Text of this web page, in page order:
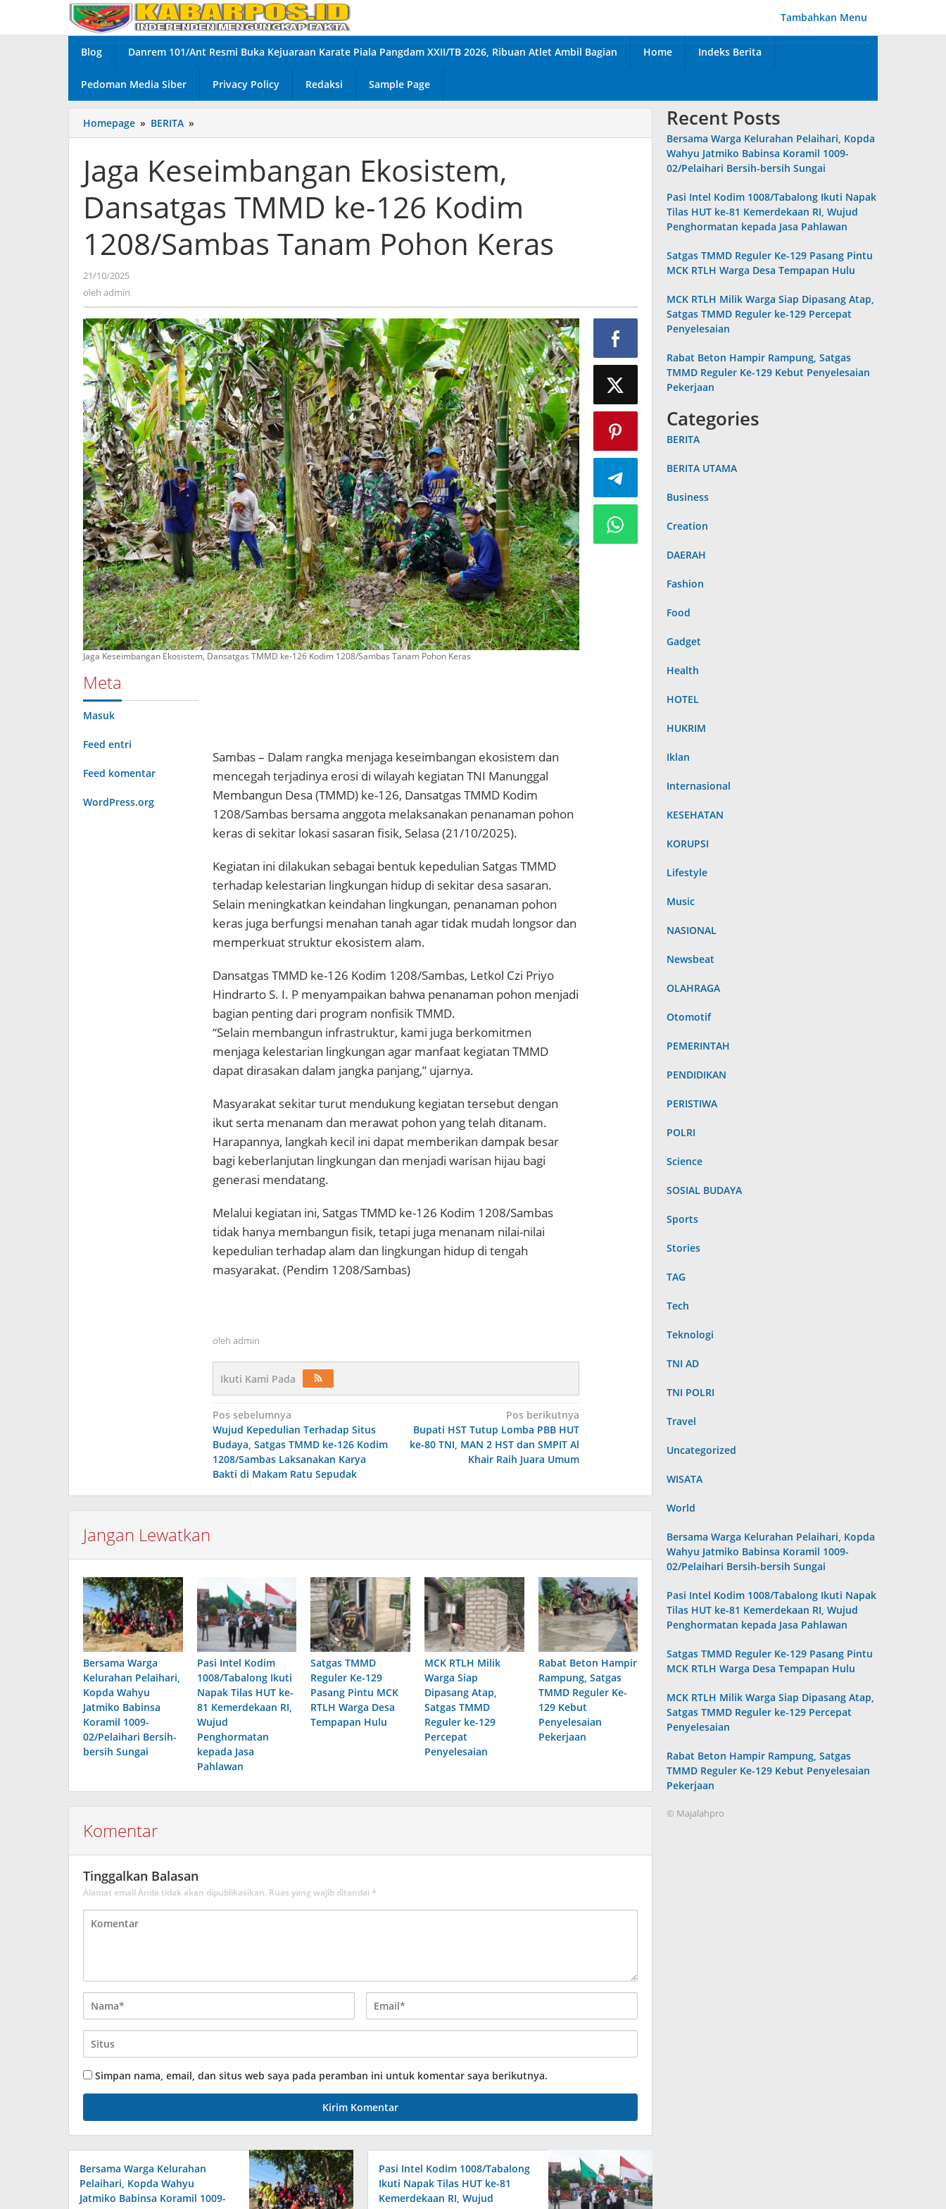
konten
Tambahkan Menu
Blog Danrem 101/Ant Resmi Buka Kejuaraan Karate Piala Pangdam XXII/TB 2026, Ribuan Atlet Ambil Bagian Home Indeks Berita
Pedoman Media Siber Privacy Policy Redaksi Sample Page
Homepage » BERITA »
Keseimbangan
Dansatgas
TMMD
126
1208/Sambas
Tanam
Jaga Keseimbangan Ekosistem,
Dansatgas TMMD ke-126 Kodim
1208/Sambas Tanam Pohon Keras
21/10/2025
oleh admin
Jaga Keseimbangan Ekosistem, Dansatgas TMMD ke-126 Kodim 1208/Sambas Tanam Pohon Keras
Meta
Masuk
Feed entri
Feed komentar
WordPress.org
Sambas – Dalam rangka menjaga keseimbangan ekosistem dan
mencegah terjadinya erosi di wilayah kegiatan TNI Manunggal
Membangun Desa (TMMD) ke-126, Dansatgas TMMD Kodim
1208/Sambas bersama anggota melaksanakan penanaman pohon
keras di sekitar lokasi sasaran fisik, Selasa (21/10/2025).
Kegiatan ini dilakukan sebagai bentuk kepedulian Satgas TMMD
terhadap kelestarian lingkungan hidup di sekitar desa sasaran.
Selain meningkatkan keindahan lingkungan, penanaman pohon
keras juga berfungsi menahan tanah agar tidak mudah longsor dan
memperkuat struktur ekosistem alam.
Dansatgas TMMD ke-126 Kodim 1208/Sambas, Letkol Czi Priyo
Hindrarto S. I. P menyampaikan bahwa penanaman pohon menjadi
bagian penting dari program nonfisik TMMD.
“Selain membangun infrastruktur, kami juga berkomitmen
menjaga kelestarian lingkungan agar manfaat kegiatan TMMD
dapat dirasakan dalam jangka panjang,” ujarnya.
Masyarakat sekitar turut mendukung kegiatan tersebut dengan
ikut serta menanam dan merawat pohon yang telah ditanam.
Harapannya, langkah kecil ini dapat memberikan dampak besar
bagi keberlanjutan lingkungan dan menjadi warisan hijau bagi
generasi mendatang.
Melalui kegiatan ini, Satgas TMMD ke-126 Kodim 1208/Sambas
tidak hanya membangun fisik, tetapi juga menanam nilai-nilai
kepedulian terhadap alam dan lingkungan hidup di tengah
masyarakat. (Pendim 1208/Sambas)
oleh admin
Ikuti Kami Pada
Navigasi
pos
Pos sebelumnya
Wujud Kepedulian Terhadap Situs
Budaya, Satgas TMMD ke-126 Kodim
1208/Sambas Laksanakan Karya
Bakti di Makam Ratu Sepudak
Pos berikutnya
Bupati HST Tutup Lomba PBB HUT
ke-80 TNI, MAN 2 HST dan SMPIT Al
Khair Raih Juara Umum
Jangan Lewatkan
Bersama Warga
Kelurahan Pelaihari,
Kopda Wahyu
Jatmiko Babinsa
Koramil 1009-
02/Pelaihari Bersih-
bersih Sungai
Pasi Intel Kodim
1008/Tabalong Ikuti
Napak Tilas HUT ke-
81 Kemerdekaan RI,
Wujud
Penghormatan
kepada Jasa
Pahlawan
Satgas TMMD
Reguler Ke-129
Pasang Pintu MCK
RTLH Warga Desa
Tempapan Hulu
MCK RTLH Milik
Warga Siap
Dipasang Atap,
Satgas TMMD
Reguler ke-129
Percepat
Penyelesaian
Rabat Beton Hampir
Rampung, Satgas
TMMD Reguler Ke-
129 Kebut
Penyelesaian
Pekerjaan
Komentar
Tinggalkan Balasan
Alamat email Anda tidak akan dipublikasikan. Ruas yang wajib ditandai *
Simpan nama, email, dan situs web saya pada peramban ini untuk komentar saya berikutnya.
Bersama Warga Kelurahan
Pelaihari, Kopda Wahyu
Jatmiko Babinsa Koramil 1009-
Pasi Intel Kodim 1008/Tabalong
Ikuti Napak Tilas HUT ke-81
Kemerdekaan RI, Wujud
Recent Posts
Bersama Warga Kelurahan Pelaihari, Kopda
Wahyu Jatmiko Babinsa Koramil 1009-
02/Pelaihari Bersih-bersih Sungai
Pasi Intel Kodim 1008/Tabalong Ikuti Napak
Tilas HUT ke-81 Kemerdekaan RI, Wujud
Penghormatan kepada Jasa Pahlawan
Satgas TMMD Reguler Ke-129 Pasang Pintu
MCK RTLH Warga Desa Tempapan Hulu
MCK RTLH Milik Warga Siap Dipasang Atap,
Satgas TMMD Reguler ke-129 Percepat
Penyelesaian
Rabat Beton Hampir Rampung, Satgas
TMMD Reguler Ke-129 Kebut Penyelesaian
Pekerjaan
Categories
BERITA
BERITA UTAMA
Business
Creation
DAERAH
Fashion
Food
Gadget
Health
HOTEL
HUKRIM
Iklan
Internasional
KESEHATAN
KORUPSI
Lifestyle
Music
NASIONAL
Newsbeat
OLAHRAGA
Otomotif
PEMERINTAH
PENDIDIKAN
PERISTIWA
POLRI
Science
SOSIAL BUDAYA
Sports
Stories
TAG
Tech
Teknologi
TNI AD
TNI POLRI
Travel
Uncategorized
WISATA
World
Bersama Warga Kelurahan Pelaihari, Kopda
Wahyu Jatmiko Babinsa Koramil 1009-
02/Pelaihari Bersih-bersih Sungai
Pasi Intel Kodim 1008/Tabalong Ikuti Napak
Tilas HUT ke-81 Kemerdekaan RI, Wujud
Penghormatan kepada Jasa Pahlawan
Satgas TMMD Reguler Ke-129 Pasang Pintu
MCK RTLH Warga Desa Tempapan Hulu
MCK RTLH Milik Warga Siap Dipasang Atap,
Satgas TMMD Reguler ke-129 Percepat
Penyelesaian
Rabat Beton Hampir Rampung, Satgas
TMMD Reguler Ke-129 Kebut Penyelesaian
Pekerjaan
© Majalahpro